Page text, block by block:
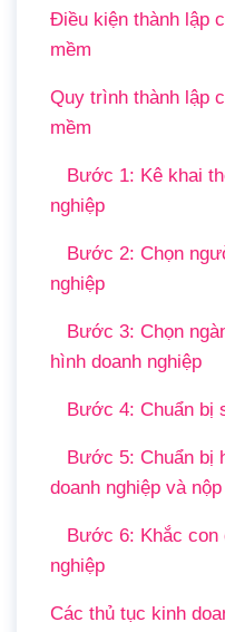
Điều kiện thành lập
mềm
Quy trình thành lập
mềm
Bước 1: Kê khai
nghiệp
Bước 2: Chọn
nghiệp
Bước 3: Chọn
hình doanh nghiệp
Bước 4: Chuẩn bị
Bước 5: Chuẩn bị
doanh nghiệp và
Bước 6: Khắc con
nghiệp
Các thủ tục kinh